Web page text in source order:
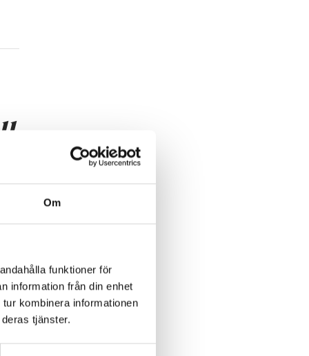
Om
funktioner för
information från din enhet
kombinera informationen
tjänster.